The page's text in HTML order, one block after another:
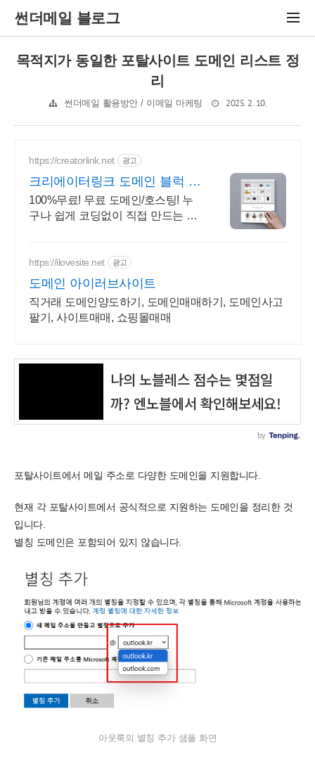
썬더메일 블로그
목적지가 동일한 포탈사이트 도메인 리스트 정
리
썬더메일 활용방안 / 이메일 마케팅 2025. 2. 10.
https://creatorlink.net 광고
크리에이터링크 도메인 블럭 쌓
기로 만드는 홈페이지
100%무료! 무료 도메인/호스팅! 누
구나 쉽게 코딩없이 직접 만드는 홈
리에이터링크에서.
https://ilovesite.net 광고
도메인 아이러브사이트
직거래 도메인양도하기, 도메인매매하기, 도메인사고
팔기, 사이트매매, 쇼핑몰매매
포탈사이트에서 메일 주소로 다양한 도메인을 지원합니다.
현재 각 포탈사이트에서 공식적으로 지원하는 도메인을 정리한 것
입니다.
별칭 도메인은 포함되어 있지 않습니다.
아웃룩의 별칭 추가 샘플 화면